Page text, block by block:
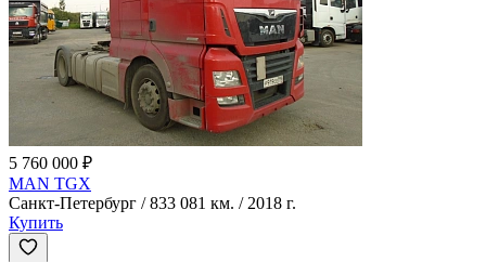
5 760 000 ₽
MAN TGX
Санкт-Петербург / 833 081 км. / 2018 г.
Купить